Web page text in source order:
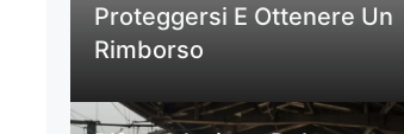
Proteggersi E Ottenere Un
Rimborso